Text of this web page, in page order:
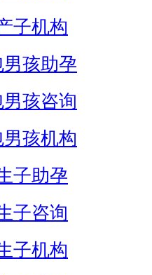
子机构
孩助孕
孩咨询
孩机构
子助孕
子咨询
子机构